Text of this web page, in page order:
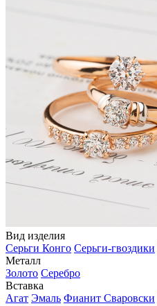
Вид изделия
Серьги Конго Серьги-гвоздики
Металл
Золото Серебро
Вставка
Агат Эмаль Фианит Сваровски